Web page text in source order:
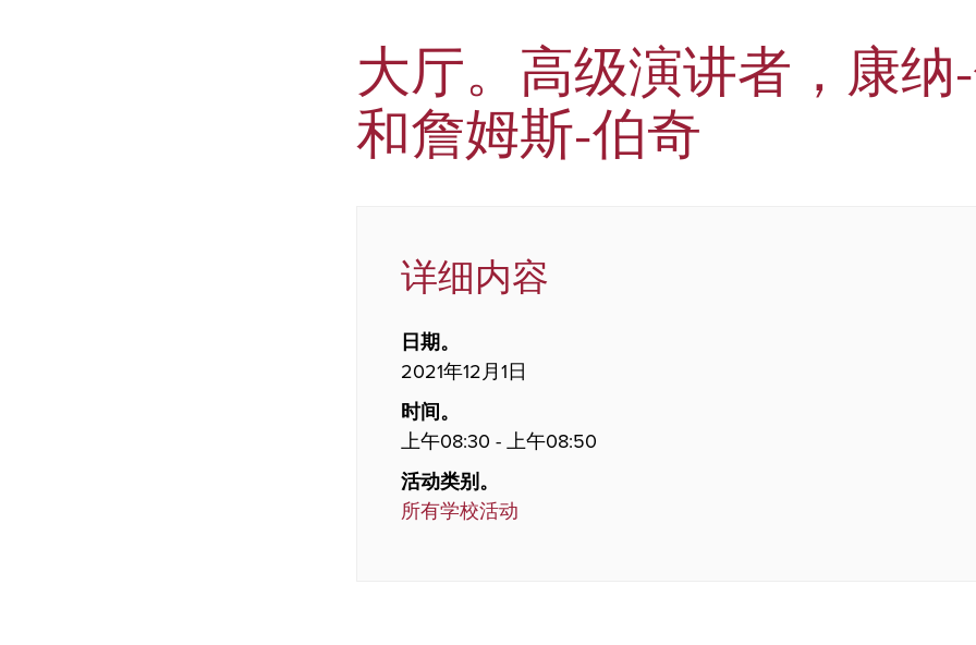
大厅。高级演讲者，康纳
和詹姆斯-伯奇
详细内容
日期。
2021年12月1日
时间。
上午08:30 - 上午08:50
活动类别。
所有学校活动